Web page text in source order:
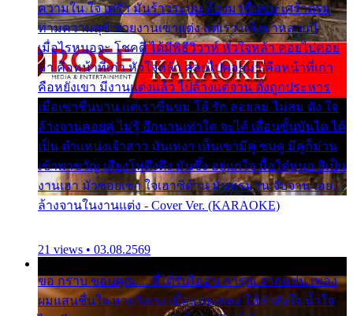
ความใน ใจ เศร้า มันร้าวระบม ต้องมาขื่นขม เศร้าตรม
ท่ามความสุขี ช่วยงานเขาแต่ง แต่เรา แล้งมาหลายปี
เมื่อไรหนอจะ โชคดี ได้มีพิธีวิวาห์ หัวใจหล้า คอยไปคอย
มา คือหน้าที่เก่า หัวใจหล้า คอยไปคอยมา คือหน้าที่เก่า
คือหยังเขา มีงานแต่งแล้ว ไปล้างแต่จาน ดั่งถูกประหาร
เมื่อเขาชื่นบาน แต่เราขื่นขม โอ้ รัก ลอยลม ไม่สม ดัง ใจ
ล้างจานคอยคู่ ไม่รู้ อีกนานเท่าใด จะได้ เลื่อนขั้นบันได ได้
เป็น ตำแหน่งเจ้าสาว มันเหงา เห็นเขามีคู่ ซมดู มีคู่ก็ม่วน
เข้าพาขวัญ เสียงโห่ตึงตึง มันซึ้ง อยู่แก่ใจ มื้อใด๋หนอ สิเป็น
งานเฮา มัวซอยเขา ใจเฮาซิด้าน มันทรมาน จับจาน เอย…
ล้างจานในงานแต่ง - Cover Ver. (KARAOKE)
21 views • 03.08.2569
ขอ กราบ ขอบคุณ.... ที่ได้รับไออุ่น การุณ จากแฟน เพลง
ผมแสนชื่นใจ หายวังเวง เมื่อแฟนเพลง ให้กำลังใจ น้ำใจ